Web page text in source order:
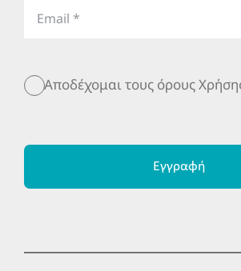
Αποδέχομαι τους όρους
Εγγραφή